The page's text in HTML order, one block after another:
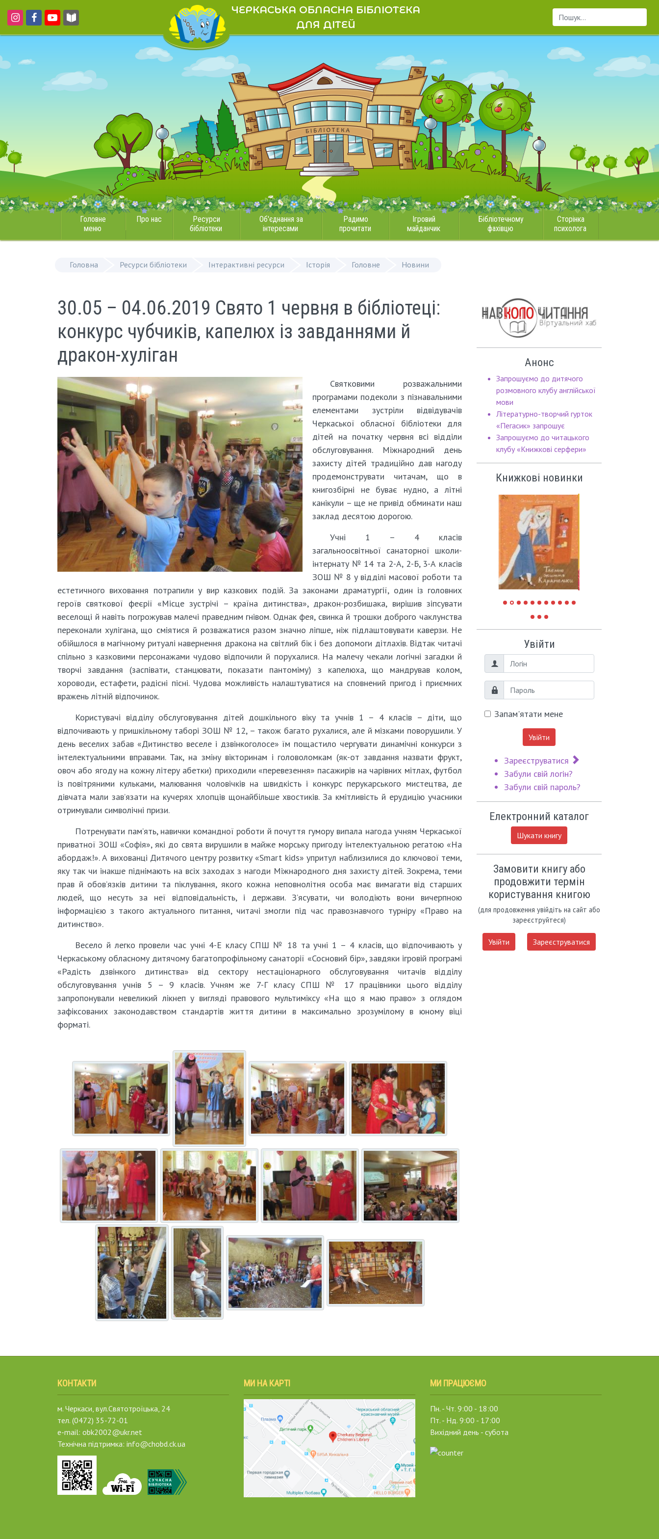
ЧЕРКАСЬКА ОБЛАСНА БІБЛІОТЕКА
ДЛЯ ДІТЕЙ
Пошук...
Головне
меню
Про нас
Ресурси
бібліотеки
Об'єднання за
інтересами
Радимо
прочитати
Ігровий
майданчик
Бібліотечному
фахівцю
Сторінка
психолога
Головна Ресурси бібліотеки Інтерактивні ресурси Історія Головне Новини
30.05 – 04.06.2019 Свято 1 червня в бібліотеці:
конкурс чубчиків, капелюх із завданнями й
дракон-хуліган
Святковими розважальними
програмами подеколи з пізнавальними
елементами зустріли відвідувачів
Черкаської обласної бібліотеки для
дітей на початку червня всі відділи
обслуговування. Міжнародний день
захисту дітей традиційно дав нагоду
продемонструвати читачам, що в
книгозбірні не буває нудно, а літні
канікули – ще не привід обминати наш
заклад десятою дорогою.
Учні 1 – 4 класів
загальноосвітньої санаторної школи-
інтернату № 14 та 2-А, 2-Б, 3-А класів
ЗОШ № 8 у відділі масової роботи та
естетичного виховання потрапили у вир казкових подій. За законами драматургії, один із головних
героїв святкової феєрії «Місце зустрічі – країна дитинства», дракон-розбишака, вирішив зіпсувати
веселощі й навіть погрожував малечі праведним гнівом. Однак фея, свинка й трошки доброго чаклунства
переконали хулігана, що сміятися й розважатися разом значно ліпше, ніж підлаштовувати каверзи. Не
обійшлося в магічному ритуалі навернення дракона на світлий бік і без допомоги дітлахів. Відтак читачі
спільно з казковими персонажами чудово відпочили й порухалися. На малечу чекали логічні загадки й
творчі завдання (заспівати, станцювати, показати пантоміму) з капелюха, що мандрував колом,
хороводи, естафети, радісні пісні. Чудова можливість налаштуватися на сповнений пригод і приємних
вражень літній відпочинок.
Користувачі відділу обслуговування дітей дошкільного віку та учнів 1 – 4 класів – діти, що
відпочивають у пришкільному таборі ЗОШ № 12, – також багато рухалися, але й мізками поворушили. У
день веселих забав «Дитинство веселе і дзвінкоголосе» їм пощастило чергувати динамічні конкурси з
інтелектуальними вправами. Так, на зміну вікторинам і головоломкам (як-от завдання назвати фрукт,
овоч або ягоду на кожну літеру абетки) приходили «перевезення» пасажирів на чарівних мітлах, футбол
із повітряними кульками, малювання чоловічків на швидкість і конкурс перукарського мистецтва, де
дівчата мали зав’язати на кучерях хлопців щонайбільше хвостиків. За кмітливість й ерудицію учасники
отримували символічні призи.
Потренувати пам’ять, навички командної роботи й почуття гумору випала нагода учням Черкаської
приватної ЗОШ «Софія», які до свята вирушили в майже морську пригоду інтелектуальною регатою «На
абордаж!». А вихованці Дитячого центру розвитку «Smart kids» упритул наблизилися до ключової теми,
яку так чи інакше піднімають на всіх заходах з нагоди Міжнародного дня захисту дітей. Зокрема, теми
прав й обов’язків дитини та піклування, якого кожна неповнолітня особа має вимагати від старших
людей, що несуть за неї відповідальність, і держави. З’ясувати, чи володіють вони вичерпною
інформацією з такого актуального питання, читачі змогли під час правознавчого турніру «Право на
дитинство».
Весело й легко провели час учні 4-Е класу СПШ № 18 та учні 1 – 4 класів, що відпочивають у
Черкаському обласному дитячому багатопрофільному санаторії «Сосновий бір», завдяки ігровій програмі
«Радість дзвінкого дитинства» від сектору нестаціонарного обслуговування читачів відділу
обслуговування учнів 5 – 9 класів. Учням же 7-Г класу СПШ № 17 працівники цього відділу
запропонували невеликий лікнеп у вигляді правового мультиміксу «На що я маю право» з оглядом
зафіксованих законодавством стандартів життя дитини в максимально зрозумілому в юному віці
форматі.
Анонс
Запрошуємо до дитячого
розмовного клубу англійської
мови
Літературно-творчий гурток
«Пегасик» запрошує
Запрошуємо до читацького
клубу «Книжкові серфери»
Книжкові новинки
Увійти
Логін
Пароль
Запам'ятати мене
Увійти
Зареєструватися
Забули свій логін?
Забули свій пароль?
Електронний каталог
Шукати книгу
Замовити книгу або
продовжити термін
користування книгою
(для продовження увійдіть на сайт або
зареєструйтеся)
Увійти Зареєструватися
КОНТАКТИ
м. Черкаси, вул.Святотроїцька, 24
тел. (0472) 35-72-01
e-mail: obk2002@ukr.net
Технічна підтримка: info@chobd.ck.ua
МИ НА КАРТІ МИ ПРАЦЮЄМО
Пн. - Чт. 9:00 - 18:00
Пт. - Нд. 9:00 - 17:00
Вихідний день - субота